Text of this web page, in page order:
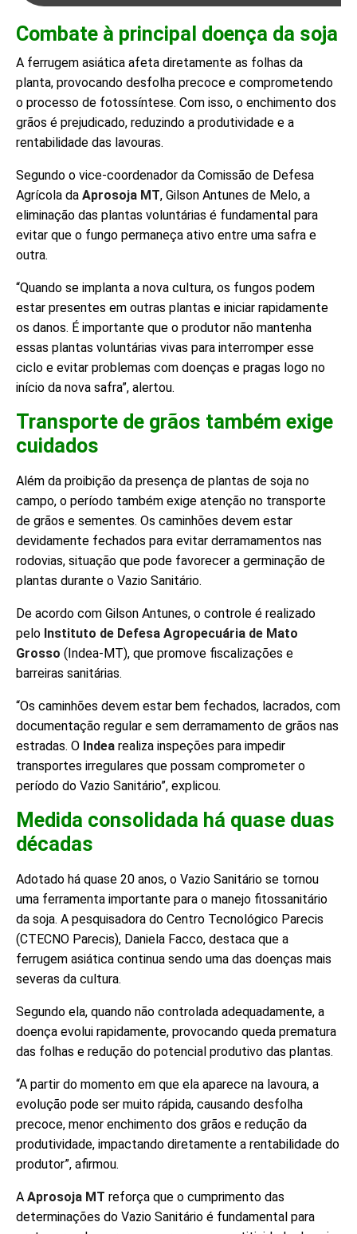
Combate à principal doença da soja
A ferrugem asiática afeta diretamente as folhas da
planta, provocando desfolha precoce e comprometendo
o processo de fotossíntese. Com isso, o enchimento dos
grãos é prejudicado, reduzindo a produtividade e a
rentabilidade das lavouras.
Segundo o vice-coordenador da Comissão de Defesa
Agrícola da Aprosoja MT, Gilson Antunes de Melo, a
eliminação das plantas voluntárias é fundamental para
evitar que o fungo permaneça ativo entre uma safra e
outra.
“Quando se implanta a nova cultura, os fungos podem
estar presentes em outras plantas e iniciar rapidamente
os danos. É importante que o produtor não mantenha
essas plantas voluntárias vivas para interromper esse
ciclo e evitar problemas com doenças e pragas logo no
início da nova safra”, alertou.
Transporte de grãos também exige
cuidados
Além da proibição da presença de plantas de soja no
campo, o período também exige atenção no transporte
de grãos e sementes. Os caminhões devem estar
devidamente fechados para evitar derramamentos nas
rodovias, situação que pode favorecer a germinação de
plantas durante o Vazio Sanitário.
De acordo com Gilson Antunes, o controle é realizado
pelo Instituto de Defesa Agropecuária de Mato
Grosso (Indea-MT), que promove fiscalizações e
barreiras sanitárias.
“Os caminhões devem estar bem fechados, lacrados, com
documentação regular e sem derramamento de grãos nas
estradas. O Indea realiza inspeções para impedir
transportes irregulares que possam comprometer o
período do Vazio Sanitário”, explicou.
Medida consolidada há quase duas
décadas
Adotado há quase 20 anos, o Vazio Sanitário se tornou
uma ferramenta importante para o manejo fitossanitário
da soja. A pesquisadora do Centro Tecnológico Parecis
(CTECNO Parecis), Daniela Facco, destaca que a
ferrugem asiática continua sendo uma das doenças mais
severas da cultura.
Segundo ela, quando não controlada adequadamente, a
doença evolui rapidamente, provocando queda prematura
das folhas e redução do potencial produtivo das plantas.
“A partir do momento em que ela aparece na lavoura, a
evolução pode ser muito rápida, causando desfolha
precoce, menor enchimento dos grãos e redução da
produtividade, impactando diretamente a rentabilidade do
produtor”, afirmou.
A Aprosoja MT reforça que o cumprimento das
determinações do Vazio Sanitário é fundamental para